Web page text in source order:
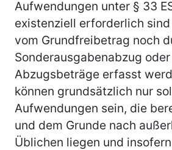
Aufwendungen unter § 33
existenziell erforderlich
vom Grundfreibetrag noch
Sonderausgabenabzug
Abzugsbeträge erfasst
können grundsätzlich nur
Aufwendungen sein, die
und dem Grunde nach
Üblichen liegen und